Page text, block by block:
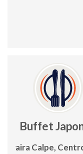
Buffet
Calpe, Centro